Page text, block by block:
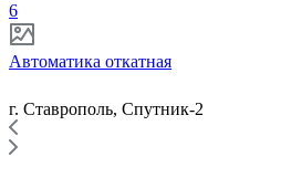
6
Автоматика откатная
г. Ставрополь, Спутник-2